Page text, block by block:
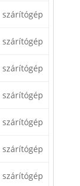
szárítógép
szárítógép
szárítógép
szárítógép
szárítógép
szárítógép
szárítógép